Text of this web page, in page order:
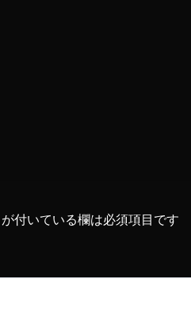
が付いている欄は必須項目です